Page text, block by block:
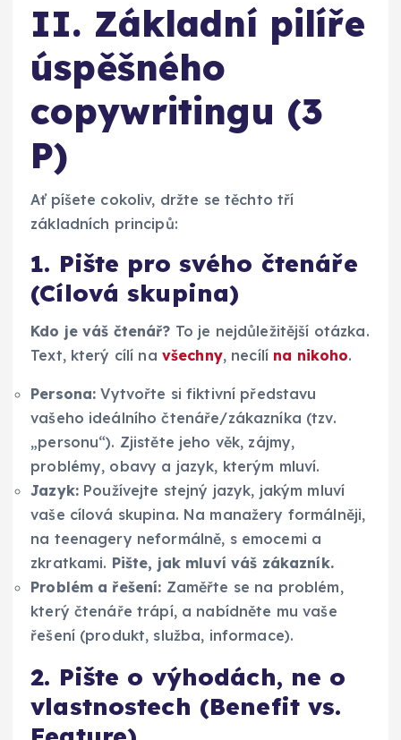
II. Základní pilíře
úspěšného
copywritingu (3
P)
Ať píšete cokoliv, držte se těchto tří
základních principů:
1. Pište pro svého čtenáře
(Cílová skupina)
Kdo je váš čtenář? To je nejdůležitější otázka.
Text, který cílí na všechny, necílí na nikoho.
Persona: Vytvořte si fiktivní představu
vašeho ideálního čtenáře/zákazníka (tzv.
„personu“). Zjistěte jeho věk, zájmy,
problémy, obavy a jazyk, kterým mluví.
Jazyk:Používejte stejný jazyk, jakým mluví
vaše cílová skupina. Na manažery formálněji,
na teenagery neformálně, s emocemi a
zkratkami. Pište, jak mluví váš zákazník.
Problém a řešení: Zaměřte se na problém,
který čtenáře trápí, a nabídněte mu vaše
řešení (produkt, služba, informace).
2. Pište o výhodách, ne o
vlastnostech (Benefit vs.